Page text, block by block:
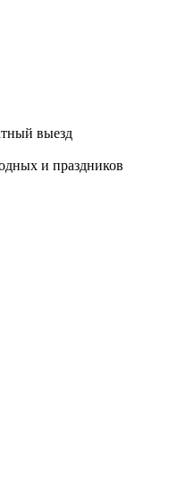
выезд
и праздников